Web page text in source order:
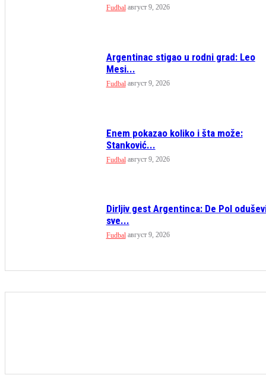
Fudbal август 9, 2026
Argentinac stigao u rodni grad: Leo
Mesi...
Fudbal август 9, 2026
Enem pokazao koliko i šta može:
Stanković...
Fudbal август 9, 2026
Dirljiv gest Argentinca: De Pol
sve...
Fudbal август 9, 2026